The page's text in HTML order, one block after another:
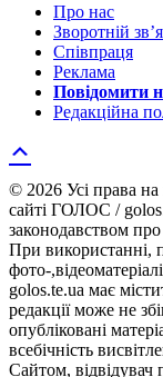
Про нас
Зворотній
Співпраця
Реклама
Повідомити
Редакційна
© 2026 Усі права на
сайті ГОЛОС /
законодавством
При використанні,
фото-
golos.te.ua має
редакції може не
опубліковані
всебічність
Сайтом, відвідувач